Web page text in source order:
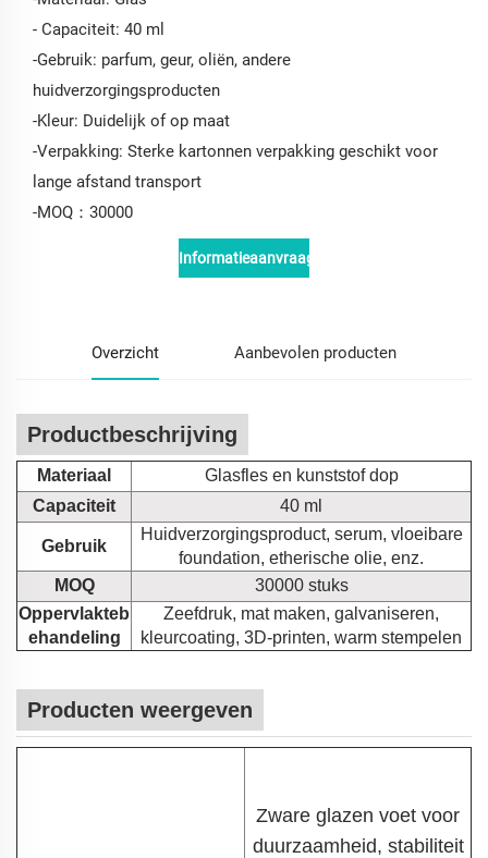
- Capaciteit: 40 ml
-Gebruik: parfum, geur, oliën, andere
huidverzorgingsproducten
-Kleur: Duidelijk of op maat
-Verpakking: Sterke kartonnen verpakking geschikt voor
lange afstand transport
-MOQ：30000
Informatieaanvraag
Overzicht Aanbevolen producten
Productbeschrijving
Materiaal
Glasfles en kunststof dop
Capaciteit
40 ml
Gebruik
Huidverzorgingsproduct, serum, vloeibare
foundation, etherische olie, enz.
MOQ
30000 stuks
Oppervlakteb
ehandeling
Zeefdruk, mat maken, galvaniseren,
kleurcoating, 3D-printen, warm stempelen
Producten weergeven
Zware glazen voet voor
duurzaamheid, stabiliteit